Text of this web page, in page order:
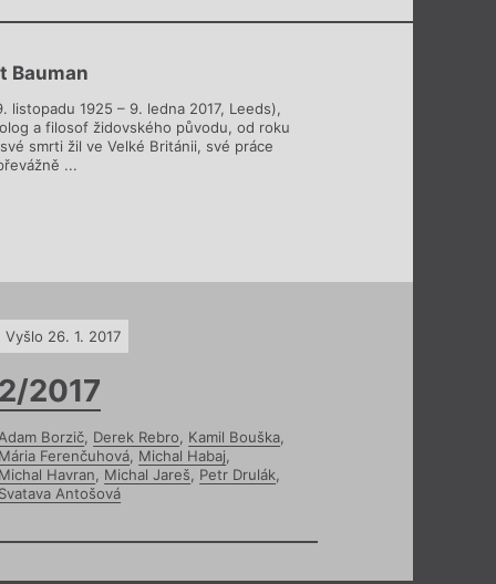
Bauman
listopadu 1925 – 9. ledna 2017, Leeds),
a filosof židovského původu, od roku
smrti žil ve Velké Británii, své práce
...
Vyšlo 26. 1. 2017
2017
Borzič, Derek Rebro, Kamil Bouška,
Ferenčuhová, Michal Habaj,
Havran, Michal Jareš, Petr Drulák,
Antošová